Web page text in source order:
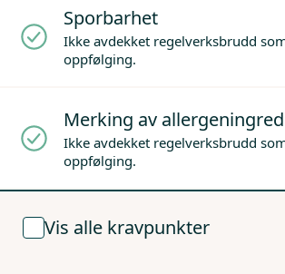
Sporbarhet
Ikke avdekket regelverksbrudd
oppfølging.
Merking av
Ikke avdekket regelverksbrudd
oppfølging.
Vis alle kravpunkter